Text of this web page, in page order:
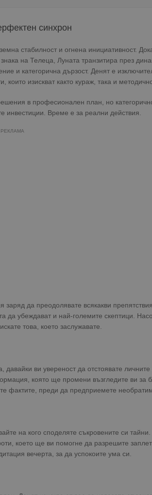
синхрон
стабилност и огнена инициативност.
на Телеца, Луната транзитира през
и категорична дързост. Денят е
изискват както кураж, така и
в професионален план, но
инвестиции. Време е за реални действия.
РЕКЛАМА
да преодолявате всякакви
да убеждават и най-големите скептици.
това, което заслужавате.
ви увереност да отстоявате личните
която ще промени възгледите ви за
фактите, преди да предприемете
на кого споделяте съкровените си тайни.
което ще ви помогне да разрешите
вечерта, за да успокоите ума си.